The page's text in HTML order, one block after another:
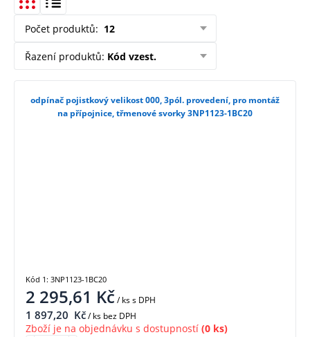
Počet produktů: 12
Řazení produktů: Kód vzest.
odpínač pojistkový velikost 000, 3pól. provedení, pro montáž
na přípojnice, třmenové svorky 3NP1123-1BC20
2 295,61 Kč/ kss DPH
1 897,20 Kč/ ks bez DPH
Zboží je na objednávku s dostupností (0 ks)
Kód 1: 3NP1123-1BC20